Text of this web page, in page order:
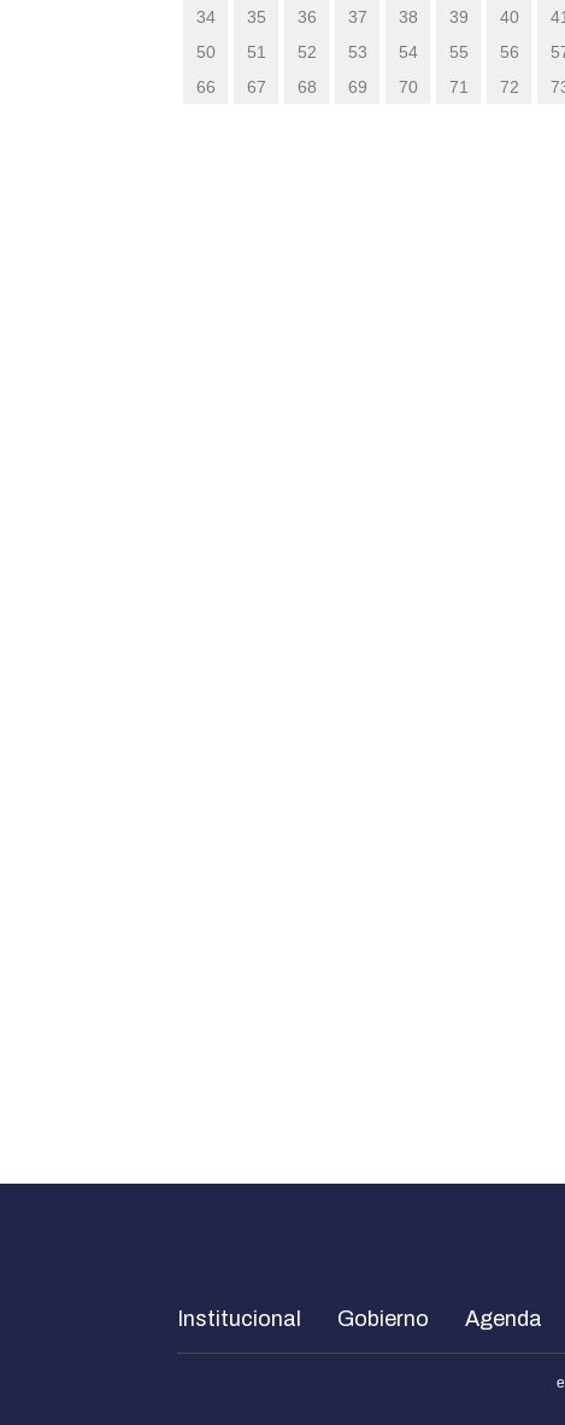
34
35 36 37 38 39 40 41
50
51 52 53 54 55 56
66
67 68 69 70 71 72
Institucional Gobierno Agenda